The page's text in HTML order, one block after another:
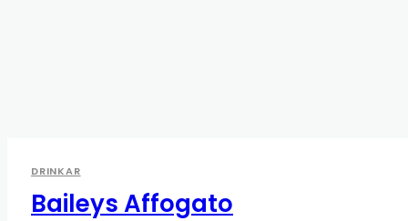
DRINKAR
Baileys Affogato